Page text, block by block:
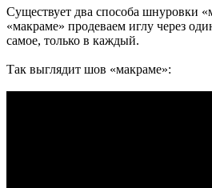
Существует два способа шнуровки
«макраме» продеваем иглу через
самое, только в каждый.
Так выглядит шов «макраме»: